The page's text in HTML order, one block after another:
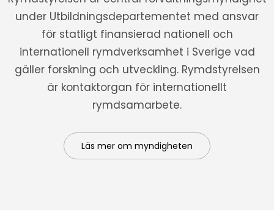
under Utbildningsdepartementet med ansvar
för statligt finansierad nationell och
internationell rymdverksamhet i Sverige vad
gäller forskning och utveckling. Rymdstyrelsen
är kontaktorgan för internationellt
rymdsamarbete.
Läs mer om myndigheten